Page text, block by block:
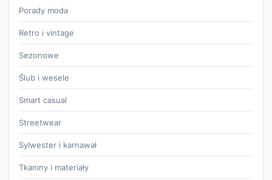
Porady moda
Retro i vintage
Sezonowe
Ślub i wesele
Smart casual
Streetwear
Sylwester i karnawał
Tkaniny i materiały